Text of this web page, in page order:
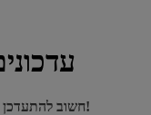
חשוב להתעדכן בשינויים חשובים בתקנות המכס ברחבי העולם!